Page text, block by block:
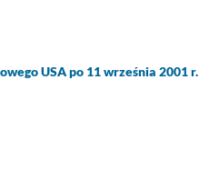
USA po 11 września 2001 r.